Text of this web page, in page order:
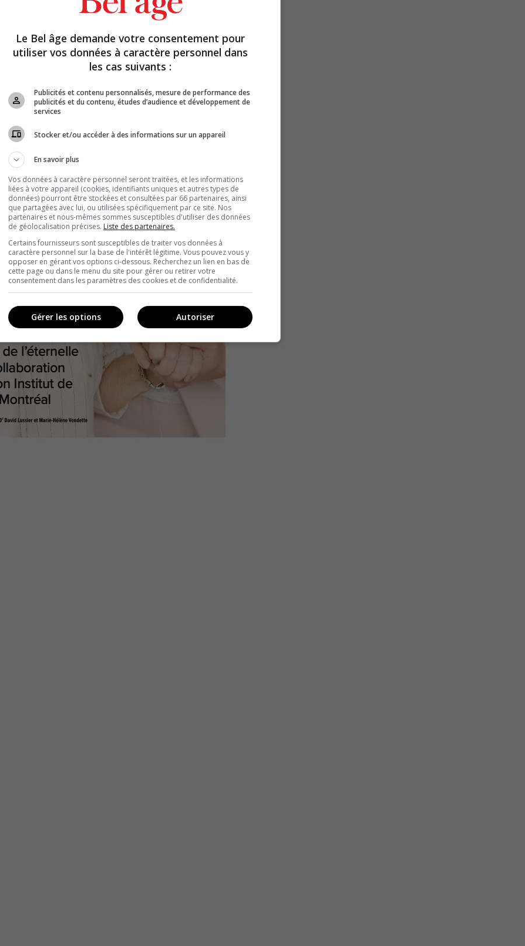
Le Bel âge demande votre consentement pour
utiliser vos données à caractère personnel dans
les cas suivants :
Publicités et contenu personnalisés, mesure de performance des
publicités et du contenu, études d’audience et développement de
services
Stocker et/ou accéder à des informations sur un appareil
En savoir plus
Vos données à caractère personnel seront traitées, et les informations
liées à votre appareil (cookies, identifiants uniques et autres types de
données) pourront être stockées et consultées par 66 partenaires, ainsi
que partagées avec lui, ou utilisées spécifiquement par ce site. Nos
partenaires et nous-mêmes sommes susceptibles d'utiliser des données
de géolocalisation précises. Liste des partenaires.
Certains fournisseurs sont susceptibles de traiter vos données à
caractère personnel sur la base de l'intérêt légitime. Vous pouvez vous y
opposer en gérant vos options ci-dessous. Recherchez un lien en bas de
cette page ou dans le menu du site pour gérer ou retirer votre
consentement dans les paramètres des cookies et de confidentialité.
Autoriser
Gérer les options